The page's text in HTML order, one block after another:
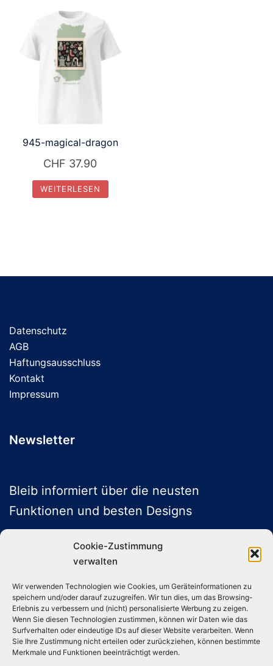
Cookie-Zustimmung
verwalten
Wir verwenden Technologien wie Cookies, um Geräteinformationen zu
speichern und/oder darauf zuzugreifen. Wir tun dies, um das Browsing-
Erlebnis zu verbessern und (nicht) personalisierte Werbung zu zeigen.
Wenn Sie diesen Technologien zustimmen, können wir Daten wie das
Surfverhalten oder eindeutige IDs auf dieser Website verarbeiten. Wenn
Sie Ihre Zustimmung nicht erteilen oder zurückziehen, können bestimmte
Merkmale und Funktionen beeinträchtigt werden.
945-magical-dragon
CHF 37.90
WEITERLESEN
Datenschutz
AGB
Haftungsausschluss
Kontakt
Impressum
Newsletter
Bleib informiert über die neusten
Funktionen und besten Designs
ABONNIEREN
Folge uns auf Social Media